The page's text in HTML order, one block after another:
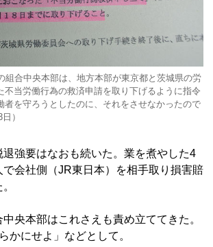
組合中央本部は、地方本部が東京都と茨城県の労
不当労働行為の救済申請を取り下げるように指令
者を守ろうとしたのに、それをさせなかったので
）
強要はなおも続いた。業を煮やした4
で会社側（JR東日本）を相手取り損害賠
央本部はこれさえも責め立ててきた。
かにせよ」などとして。